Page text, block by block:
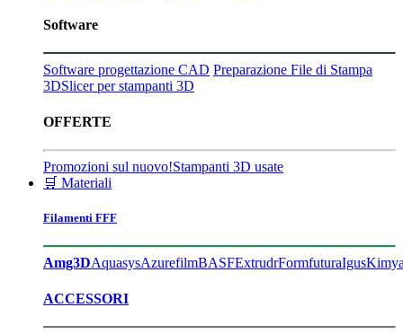
Software
Software progettazione CAD Preparazione File di Stampa
3DSlicer per stampanti 3D
OFFERTE
Promozioni sul nuovo!Stampanti 3D usate
🛒 Materiali
Filamenti FFF
Amg3DAquasysAzurefilmBASFExtrudrFormfuturaIgus
ACCESSORI